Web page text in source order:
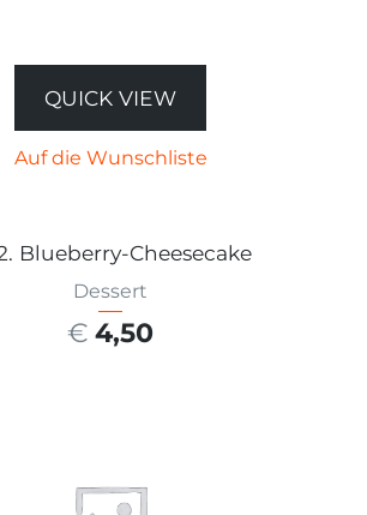
QUICK VIEW
Auf die Wunschliste
Blueberry-Cheesecake
Dessert
€ 4,50